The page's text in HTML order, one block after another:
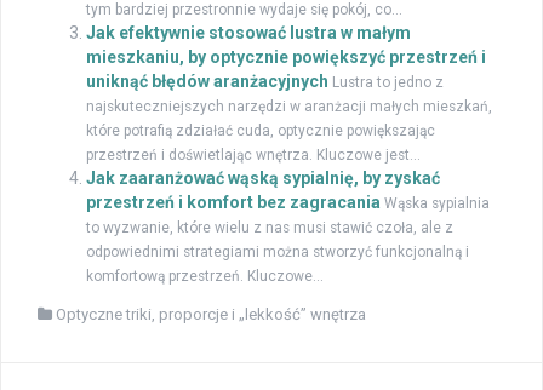
tym bardziej przestronnie wydaje się pokój, co...
Jak efektywnie stosować lustra w małym
mieszkaniu, by optycznie powiększyć przestrzeń i
uniknąć błędów aranżacyjnych Lustra to jedno z
najskuteczniejszych narzędzi w aranżacji małych mieszkań,
które potrafią zdziałać cuda, optycznie powiększając
przestrzeń i doświetlając wnętrza. Kluczowe jest...
Jak zaaranżować wąską sypialnię, by zyskać
przestrzeń i komfort bez zagracania Wąska sypialnia
to wyzwanie, które wielu z nas musi stawić czoła, ale z
odpowiednimi strategiami można stworzyć funkcjonalną i
komfortową przestrzeń. Kluczowe...
Optyczne triki, proporcje i „lekkość” wnętrza